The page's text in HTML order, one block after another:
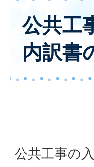
公共工
内訳書
公共工事の